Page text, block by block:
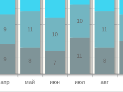
апр май июн июл авг
8
11
7
8
9
11
10
10
11
9